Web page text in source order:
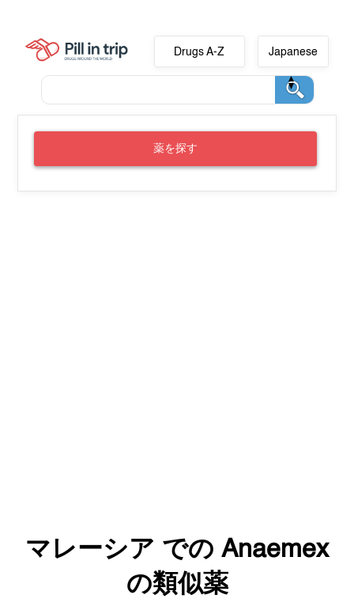
Drugs A-Z Japanese
薬を探す
マレーシア での Anaemex
の類似薬